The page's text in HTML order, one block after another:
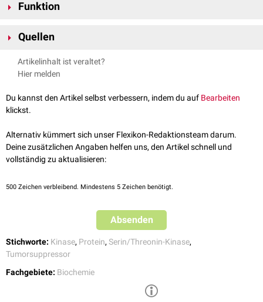
Molekulargewicht
Funktion
Chlorid-Cotransporter 2
stattfindet, ist derzeit (2021) noch unklar.
WNK2 wirkt zudem vermutlich als Tumorsuppressor bei Gehirntumoren
Veränderungen desDNA-Methylierungsmusterim WNK2-Promoter
zur Inaktivierung des Gens führen.
Quellen
uniprot.org - WNK2 , abgerufen am 25.11.2021
Artikelinhalt ist veraltet?
Hier melden
Du kannst den Artikel selbst verbessern, indem du auf Bearbeiten
klickst.
Alternativ kümmert sich unser Flexikon-Redaktionsteam darum.
Deine zusätzlichen Angaben helfen uns, den Artikel schnell und
vollständig zu aktualisieren:
500 Zeichen verbleibend. Mindestens 5 Zeichen benötigt.
Absenden
Stichworte: Kinase, Protein, Serin/Threonin-Kinase,
Tumorsuppressor
Fachgebiete: Biochemie